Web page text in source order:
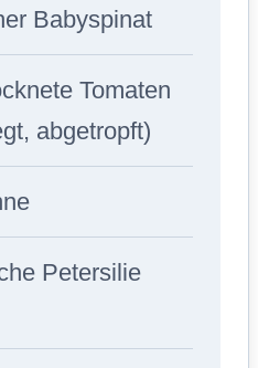
Babyspinat
Tomaten
abgetropft)
Petersilie